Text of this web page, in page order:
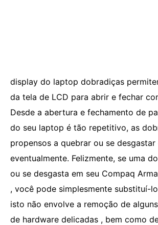
display do laptop dobradiças
da tela de LCD para abrir e fechar
Desde a abertura e fechamento de
do seu laptop é tão repetitivo, as
propensos a quebrar ou se
eventualmente. Felizmente, se uma
ou se desgasta em seu Compaq
, você pode simplesmente substituí-
isto não envolve a remoção de
de hardware delicadas , bem como